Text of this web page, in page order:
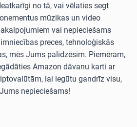
no tā, vai vēlaties segt
mūzikas un video
vai nepieciešams
preces, tehnoloģiskās
mēs Jums palīdzēsim. Piemēram,
Amazon dāvanu karti ar
lai iegūtu gandrīz visu,
nepieciešams!